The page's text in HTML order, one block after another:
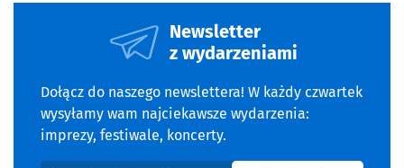
Newsletter
z wydarzeniami
Dołącz do naszego newslettera! W każdy czwartek
wysyłamy wam najciekawsze wydarzenia:
imprezy, festiwale, koncerty.